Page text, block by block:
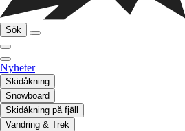
Sök
Nyheter
Skidåkning
Snowboard
Skidåkning på fjäll
Vandring & Trek